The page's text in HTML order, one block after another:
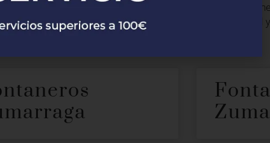
reparaciones de emergencia, instalaciones de
rápidas y eficaces, garantizando siempre la máxima calidad